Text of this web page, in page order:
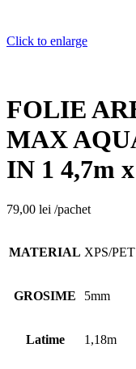
Click to enlarge
FOLIE
MAX
IN 1 4,7m
79,00 lei /pachet
MATERIAL XPS/PET
GROSIME 5mm
Latime 1,18m